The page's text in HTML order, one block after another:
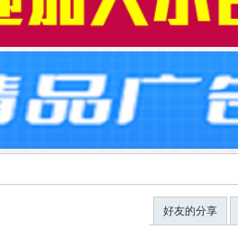
好友的分享